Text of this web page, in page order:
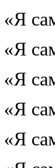
«Я
«Я
«Я
«Я
«Я